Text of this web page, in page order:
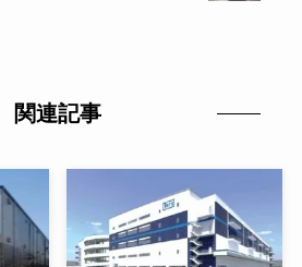
関連記事